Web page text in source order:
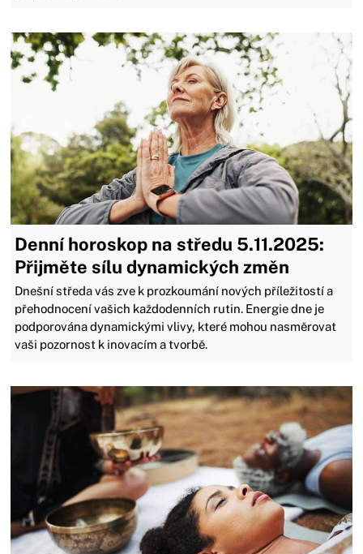
Denní horoskop na středu 5.11.2025:
Přijměte sílu dynamických změn
Dnešní středa vás zve k prozkoumání nových příležitostí a
přehodnocení vašich každodenních rutin. Energie dne je
podporována dynamickými vlivy, které mohou nasměrovat
vaši pozornost k inovacím a tvorbě.